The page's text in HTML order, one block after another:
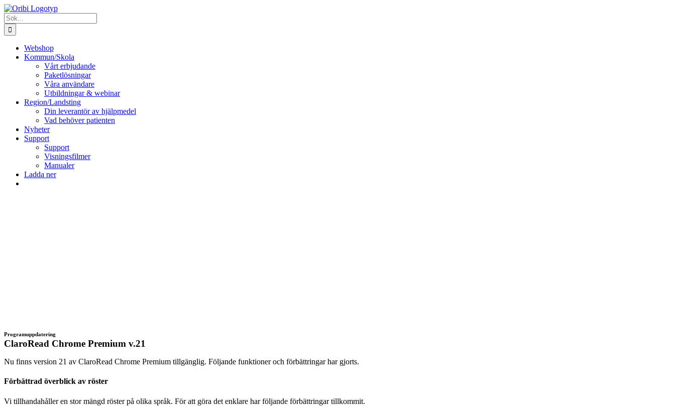
Fortsätt
till
innehållet
Sök
efter:
Webshop
Kommun/Skola
Vårt erbjudande
Paketlösningar
Våra användare
Utbildningar & webinar
Region/Landsting
Din leverantör av hjälpmedel
Vad behöver patienten
Nyheter
Support
Support
Visningsfilmer
Manualer
Ladda ner
Programuppdatering
ClaroRead Chrome Premium v.21
Nu finns version 21 av ClaroRead Chrome Premium tillgänglig. Följande funktioner och förbättringar har gjorts.
Förbättrad överblick av röster
Vi tillhandahåller en stor mängd röster på olika språk. För att göra det enklare har följande förbättringar tillkommit.